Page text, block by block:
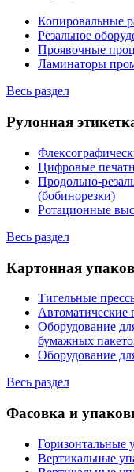
Копировальные
Резальное
Проявочные
Ламинаторы
Весь раздел
Рулонная
Цифровые
Продольно-
(бобинорезки)
Ротационные
Весь раздел
Картонная
Тигельные
Автоматические
Оборудование
бумажных
Оборудование
Весь раздел
Фасовка и
Вертикальные